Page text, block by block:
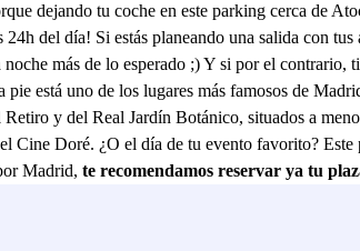
dejando tu coche en este parking cerca de
del día! Si estás planeando una salida con
más de lo esperado ;) Y si por el
está uno de los lugares más famosos de
y del Real Jardín Botánico, situados a
Cine Doré. ¿O el día de tu evento favorito?
Madrid, te recomendamos reservar ya tu